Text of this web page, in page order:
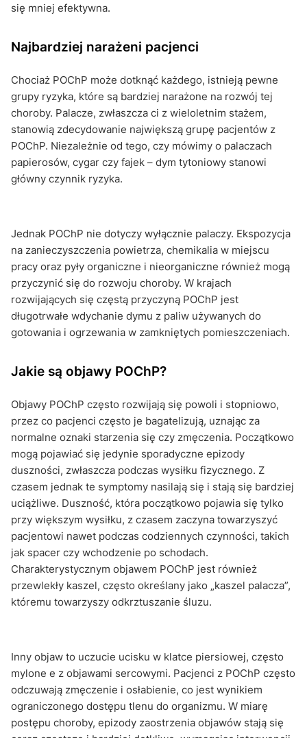
się mniej efektywna.
Najbardziej narażeni pacjenci
Chociaż POChP może dotknąć każdego, istnieją pewne
grupy ryzyka, które są bardziej narażone na rozwój tej
choroby. Palacze, zwłaszcza ci z wieloletnim stażem,
stanowią zdecydowanie największą grupę pacjentów z
POChP. Niezależnie od tego, czy mówimy o palaczach
papierosów, cygar czy fajek – dym tytoniowy stanowi
główny czynnik ryzyka.
Jednak POChP nie dotyczy wyłącznie palaczy. Ekspozycja
na zanieczyszczenia powietrza, chemikalia w miejscu
pracy oraz pyły organiczne i nieorganiczne również mogą
przyczynić się do rozwoju choroby. W krajach
rozwijających się częstą przyczyną POChP jest
długotrwałe wdychanie dymu z paliw używanych do
gotowania i ogrzewania w zamkniętych pomieszczeniach.
Jakie są objawy POChP?
Objawy POChP często rozwijają się powoli i stopniowo,
przez co pacjenci często je bagatelizują, uznając za
normalne oznaki starzenia się czy zmęczenia. Początkowo
mogą pojawiać się jedynie sporadyczne epizody
duszności, zwłaszcza podczas wysiłku fizycznego. Z
czasem jednak te symptomy nasilają się i stają się bardziej
uciążliwe. Duszność, która początkowo pojawia się tylko
przy większym wysiłku, z czasem zaczyna towarzyszyć
pacjentowi nawet podczas codziennych czynności, takich
jak spacer czy wchodzenie po schodach.
Charakterystycznym objawem POChP jest również
przewlekły kaszel, często określany jako „kaszel palacza”,
któremu towarzyszy odkrztuszanie śluzu.
Inny objaw to uczucie ucisku w klatce piersiowej, często
mylone e z objawami sercowymi. Pacjenci z POChP często
odczuwają zmęczenie i osłabienie, co jest wynikiem
ograniczonego dostępu tlenu do organizmu. W miarę
postępu choroby, epizody zaostrzenia objawów stają się